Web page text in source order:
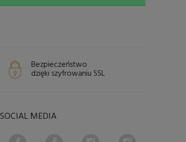
Bezpieczeństwo
dzięki szyfrowaniu SSL
SOCIAL MEDIA